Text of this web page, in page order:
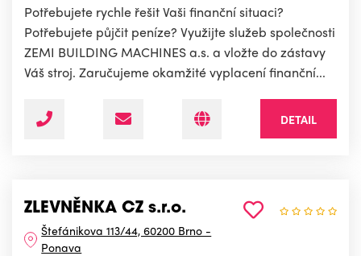
Potřebujete rychle řešit Vaši finanční situaci?
Potřebujete půjčit peníze? Využijte služeb společnosti
ZEMI BUILDING MACHINES a.s. a vložte do zástavy
Váš stroj. Zaručujeme okamžité vyplacení finanční...
DETAIL
ZLEVNĚNKA CZ s.r.o.
Štefánikova 113/44, 60200 Brno -
Ponava